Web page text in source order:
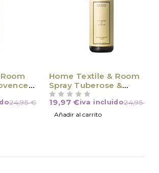
24,95€
Home Textile & Room
Spray Tuberose &
Jasmine
24,95
19,97€iva incluido
Añadir al carrito